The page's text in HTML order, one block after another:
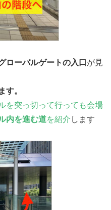
ローバルゲートの入口 が見
す。
を突っ切って行っても会場
内を進む道を紹介 します